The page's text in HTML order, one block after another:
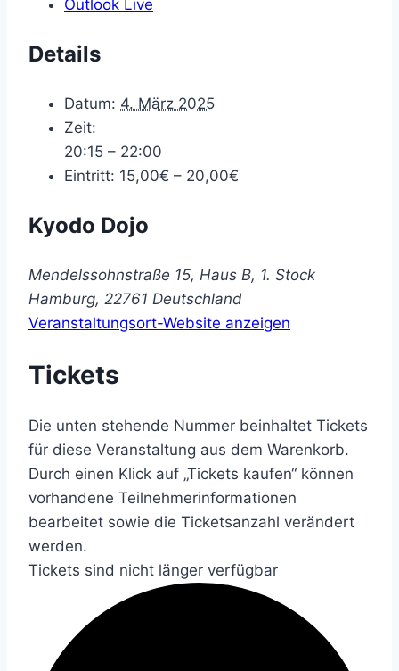
Outlook Live
Details
Datum: 4. März 2025
Zeit:
20:15 – 22:00
Eintritt: 15,00€ – 20,00€
Kyodo Dojo
Mendelssohnstraße 15, Haus B, 1. Stock
Hamburg, 22761 Deutschland
Veranstaltungsort-Website anzeigen
Tickets
Die unten stehende Nummer beinhaltet Tickets
für diese Veranstaltung aus dem Warenkorb.
Durch einen Klick auf „Tickets kaufen“ können
vorhandene Teilnehmerinformationen
bearbeitet sowie die Ticketsanzahl verändert
werden.
Tickets sind nicht länger verfügbar